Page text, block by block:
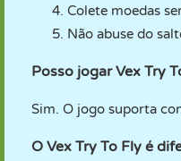
Colete moedas
Não abuse do
Posso jogar Vex Try
Sim. O jogo suporta
O Vex Try To Fly é